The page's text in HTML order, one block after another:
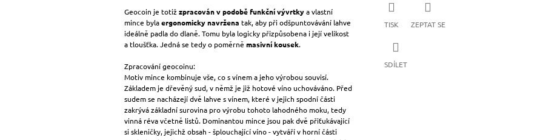
Geocoin je totižzpracován v podobě funkční vývrtkya vlastní
mince bylaergonomicky navržena tak, aby při odšpuntovávání lahve
ideálně padla do dlaně. Tomu byla logicky přizpůsobena i její velikost
a tloušťka. Jedná se tedy o poměrně masivní kousek.
Zpracování geocoinu:
Motiv mince kombinuje vše, co s vínem a jeho výrobou souvisí.
Základem je dřevěný sud, v němž je již hotové víno uchováváno. Před
sudem se nacházejí dvě lahve s vínem, které v jejich spodní části
zakrývá základní surovina pro výrobu tohoto lahodného moku, tedy
vinná réva včetně listů. Dominantou mince jsou pak dvě přiťukávající
si skleničky, jejichž obsah - šplouchající víno - vytváří v horní části
TISK ZEPTAT SE
SDÍLET